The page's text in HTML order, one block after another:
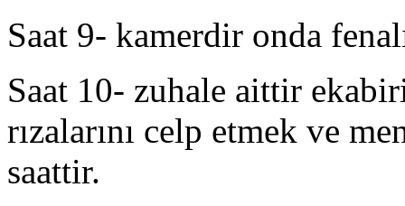
Saat 9- kamerdir onda
Saat 10- zuhale aittir
rızalarını celp etmek ve
saattir.